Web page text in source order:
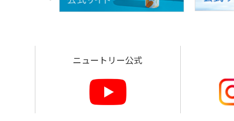
ニュートリー公式